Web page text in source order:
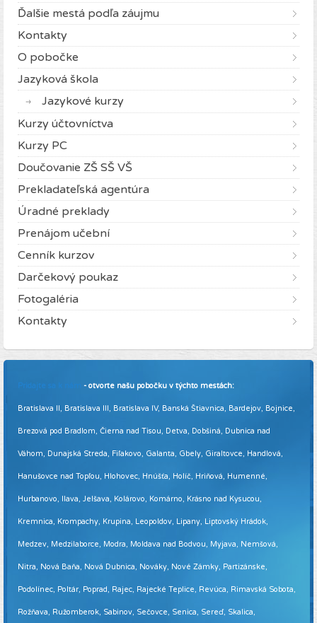
Ďalšie mestá podľa záujmu
Kontakty
O pobočke
Jazyková škola
Jazykové kurzy
Kurzy účtovníctva
Kurzy PC
Doučovanie ZŠ SŠ VŠ
Prekladateľská agentúra
Úradné preklady
Prenájom učební
Cenník kurzov
Darčekový poukaz
Fotogaléria
Kontakty
Pridajte sa k nám - otvorte našu pobočku v týchto mestách:
Bratislava II, Bratislava III, Bratislava IV, Banská Štiavnica, Bardejov, Bojnice,
Brezová pod Bradlom, Čierna nad Tisou, Detva, Dobšiná, Dubnica nad
Váhom, Dunajská Streda, Fiľakovo, Galanta, Gbely, Giraltovce, Handlová,
Hanušovce nad Topľou, Hlohovec, Hnúšťa, Holíč, Hriňová, Humenné,
Hurbanovo, Ilava, Jelšava, Kolárovo, Komárno, Krásno nad Kysucou,
Kremnica, Krompachy, Krupina, Leopoldov, Lipany, Liptovský Hrádok,
Medzev, Medzilaborce, Modra, Moldava nad Bodvou, Myjava, Nemšová,
Nitra, Nová Baňa, Nová Dubnica, Nováky, Nové Zámky, Partizánske,
Podolínec, Poltár, Poprad, Rajec, Rajecké Teplice, Revúca, Rimavská Sobota,
Rožňava, Ružomberok, Sabinov, Sečovce, Senica, Sereď, Skalica,